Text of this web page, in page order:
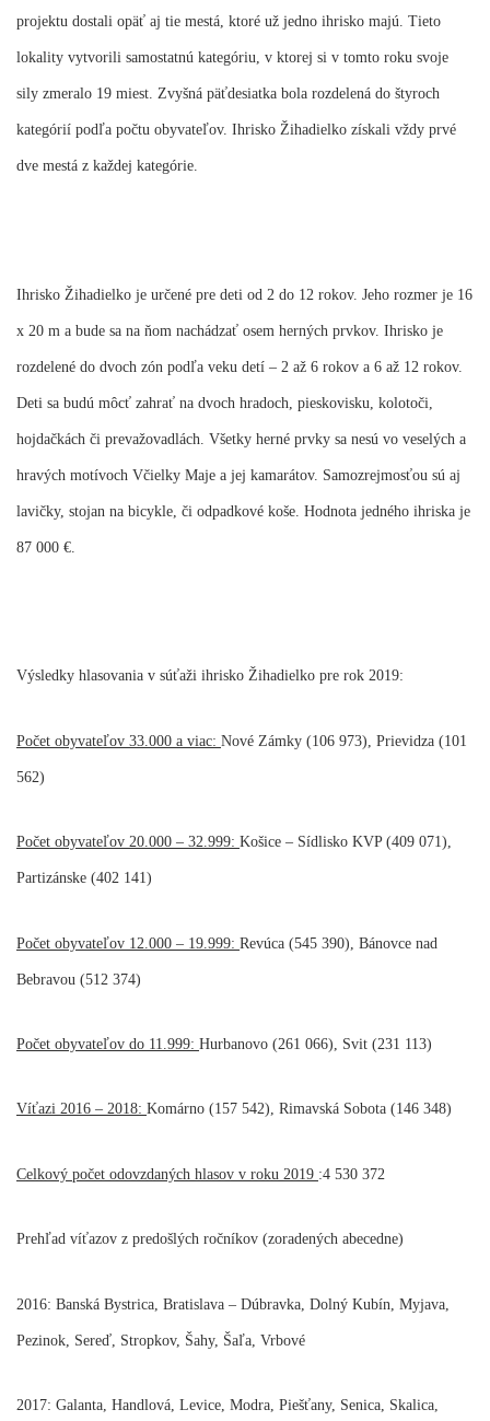
projektu dostali opäť aj tie mestá, ktoré už jedno ihrisko majú. Tieto
lokality vytvorili samostatnú kategóriu, v ktorej si v tomto roku svoje
sily zmeralo 19 miest. Zvyšná päťdesiatka bola rozdelená do štyroch
kategórií podľa počtu obyvateľov. Ihrisko Žihadielko získali vždy prvé
dve mestá z každej kategórie.
Ihrisko Žihadielko je určené pre deti od 2 do 12 rokov. Jeho rozmer je 16
x 20 m a bude sa na ňom nachádzať osem herných prvkov. Ihrisko je
rozdelené do dvoch zón podľa veku detí – 2 až 6 rokov a 6 až 12 rokov.
Deti sa budú môcť zahrať na dvoch hradoch, pieskovisku, kolotoči,
hojdačkách či prevažovadlách. Všetky herné prvky sa nesú vo veselých a
hravých motívoch Včielky Maje a jej kamarátov. Samozrejmosťou sú aj
lavičky, stojan na bicykle, či odpadkové koše. Hodnota jedného ihriska je
87 000 €.
Výsledky hlasovania v súťaži ihrisko Žihadielko pre rok 2019:
Počet obyvateľov 33.000 a viac: Nové Zámky (106 973), Prievidza (101
562)
Počet obyvateľov 20.000 – 32.999: Košice – Sídlisko KVP (409 071),
Partizánske (402 141)
Počet obyvateľov 12.000 – 19.999: Revúca (545 390), Bánovce nad
Bebravou (512 374)
Počet obyvateľov do 11.999: Hurbanovo (261 066), Svit (231 113)
Víťazi 2016 – 2018: Komárno (157 542), Rimavská Sobota (146 348)
Celkový počet odovzdaných hlasov v roku 2019 :4 530 372
Prehľad víťazov z predošlých ročníkov (zoradených abecedne)
2016: Banská Bystrica, Bratislava – Dúbravka, Dolný Kubín, Myjava,
Pezinok, Sereď, Stropkov, Šahy, Šaľa, Vrbové
2017: Galanta, Handlová, Levice, Modra, Piešťany, Senica, Skalica,